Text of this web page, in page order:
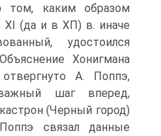
каким образом
ХI (да и в ХП) в. иначе
удостоился
Хонигмана
А. Поппэ,
шаг вперед,
(Черный город)
связал данные